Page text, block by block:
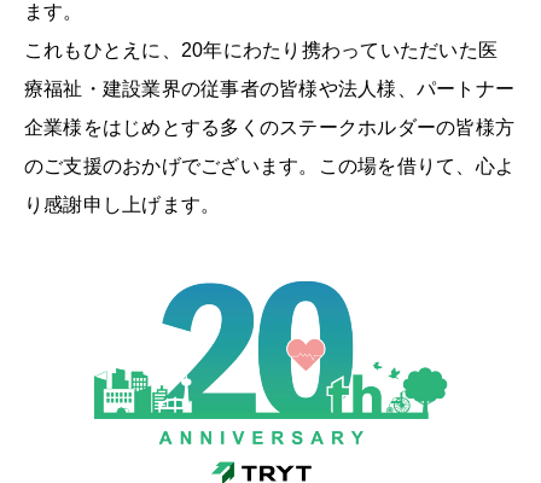
ます。
これもひとえに、20年にわたり携わっていただいた医
療福祉・建設業界の従事者の皆様や法人様、パートナー
企業様をはじめとする多くのステークホルダーの皆様方
のご支援のおかげでございます。この場を借りて、心よ
り感謝申し上げます。